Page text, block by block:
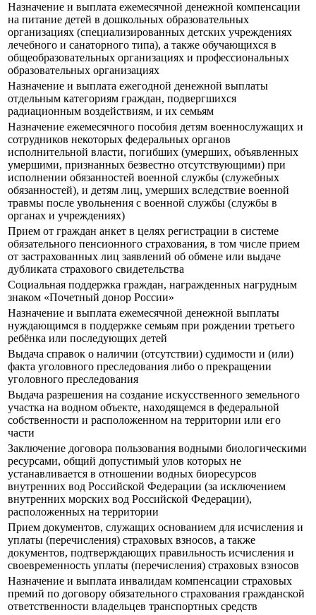
Назначение и выплата ежемесячной денежной компенсации
на питание детей в дошкольных образовательных
организациях (специализированных детских учреждениях
лечебного и санаторного типа), а также обучающихся в
общеобразовательных организациях и профессиональных
образовательных организациях
Назначение и выплата ежегодной денежной выплаты
отдельным категориям граждан, подвергшихся
радиационным воздействиям, и их семьям
Назначение ежемесячного пособия детям военнослужащих и
сотрудников некоторых федеральных органов
исполнительной власти, погибших (умерших, объявленных
умершими, признанных безвестно отсутствующими) при
исполнении обязанностей военной службы (служебных
обязанностей), и детям лиц, умерших вследствие военной
травмы после увольнения с военной службы (службы в
органах и учреждениях)
Прием от граждан анкет в целях регистрации в системе
обязательного пенсионного страхования, в том числе прием
от застрахованных лиц заявлений об обмене или выдаче
дубликата страхового свидетельства
Социальная поддержка граждан, награжденных нагрудным
знаком «Почетный донор России»
Назначение и выплата ежемесячной денежной выплаты
нуждающимся в поддержке семьям при рождении третьего
ребёнка или последующих детей
Выдача справок о наличии (отсутствии) судимости и (или)
факта уголовного преследования либо о прекращении
уголовного преследования
Выдача разрешения на создание искусственного земельного
участка на водном объекте, находящемся в федеральной
собственности и расположенном на территории или его
части
Заключение договора пользования водными биологическими
ресурсами, общий допустимый улов которых не
устанавливается в отношении водных биоресурсов
внутренних вод Российской Федерации (за исключением
внутренних морских вод Российской Федерации),
расположенных на территории
Прием документов, служащих основанием для исчисления и
уплаты (перечисления) страховых взносов, а также
документов, подтверждающих правильность исчисления и
своевременность уплаты (перечисления) страховых взносов
Назначение и выплата инвалидам компенсации страховых
премий по договору обязательного страхования гражданской
ответственности владельцев транспортных средств